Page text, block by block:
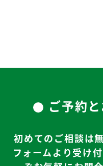
ご予約
初めてのご相談は
フォームより受け